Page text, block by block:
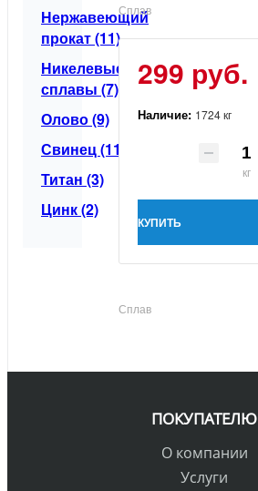
Нержавеющий
прокат (11)
Никелевые
сплавы (7)
Олово (9)
Свинец (11)
Титан (3)
Цинк (2)
Сплав
299 руб.
Наличие: 1724 кг
кг
КУПИТЬ
Сплав
ПОКУПАТЕЛЮ
О компании
Услуги